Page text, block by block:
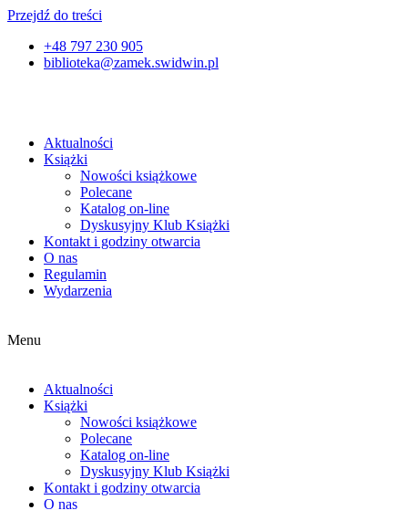
Przejdź do treści
+48 797 230 905
biblioteka@zamek.swidwin.pl
Aktualności
Książki
Nowości książkowe
Polecane
Katalog on-line
Dyskusyjny Klub Książki
Kontakt i godziny otwarcia
O nas
Regulamin
Wydarzenia
Menu
Aktualności
Książki
Nowości książkowe
Polecane
Katalog on-line
Dyskusyjny Klub Książki
Kontakt i godziny otwarcia
O nas